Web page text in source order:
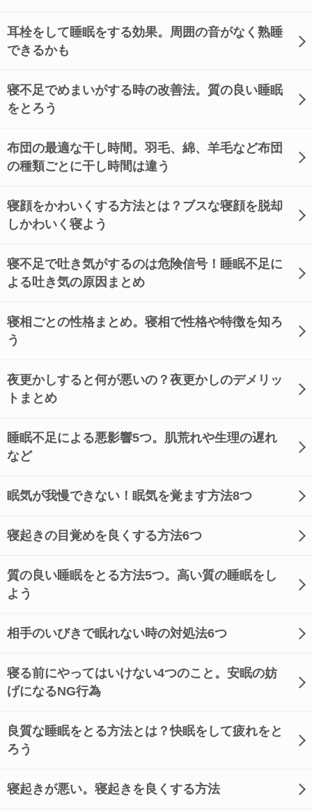
耳栓をして睡眠をする効果。周囲の音がなく熟睡
できるかも
寝不足でめまいがする時の改善法。質の良い睡眠
をとろう
布団の最適な干し時間。羽毛、綿、羊毛など布団
の種類ごとに干し時間は違う
寝顔をかわいくする方法とは？ブスな寝顔を脱却
しかわいく寝よう
寝不足で吐き気がするのは危険信号！睡眠不足に
よる吐き気の原因まとめ
寝相ごとの性格まとめ。寝相で性格や特徴を知ろ
う
夜更かしすると何が悪いの？夜更かしのデメリッ
トまとめ
睡眠不足による悪影響5つ。肌荒れや生理の遅れ
など
眠気が我慢できない！眠気を覚ます方法8つ
寝起きの目覚めを良くする方法6つ
質の良い睡眠をとる方法5つ。高い質の睡眠をし
よう
相手のいびきで眠れない時の対処法6つ
寝る前にやってはいけない4つのこと。安眠の妨
げになるNG行為
良質な睡眠をとる方法とは？快眠をして疲れをと
ろう
寝起きが悪い。寝起きを良くする方法